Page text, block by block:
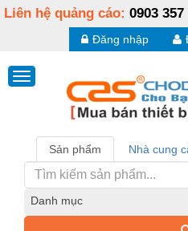
Liên hệ quảng cáo: 0903 357
Đăng nhập
Sản phẩm Nhà cung
Danh mục